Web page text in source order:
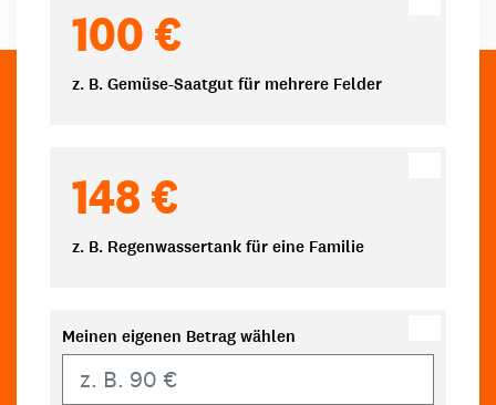
100 €
z. B. Gemüse-Saatgut für mehrere Felder
148 €
z. B. Regenwassertank für eine Familie
Meinen eigenen Betrag wählen